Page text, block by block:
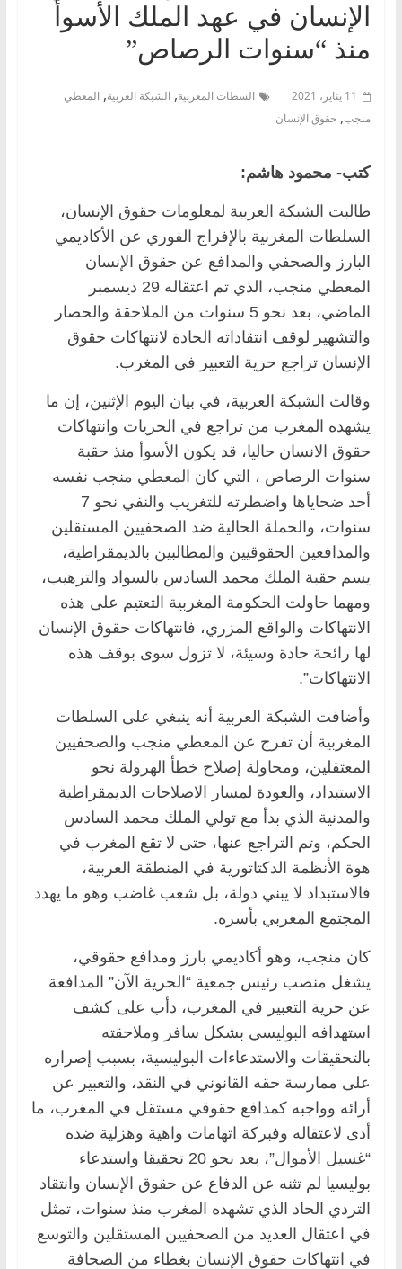
الإنسان في عهد الملك الأسوأ
منذ “سنوات الرصاص”
11 يناير، 2021 السطات المغربية, الشبكة العربية, المعطي
منجب, حقوق الإنسان
كتب- محمود هاشم:
طالبت الشبكة العربية لمعلومات حقوق الإنسان،
السلطات المغربية بالإفراج الفوري عن الأكاديمي
البارز والصحفي والمدافع عن حقوق الإنسان
المعطي منجب، الذي تم اعتقاله 29 ديسمبر
الماضي، بعد نحو 5 سنوات من الملاحقة والحصار
والتشهير لوقف انتقاداته الحادة لانتهاكات حقوق
الإنسان تراجع حرية التعبير في المغرب.
وقالت الشبكة العربية، في بيان اليوم الإثنين، إن ما
يشهده المغرب من تراجع في الحريات وانتهاكات
حقوق الانسان حاليا، قد يكون الأسوأ منذ حقبة
سنوات الرصاص ، التي كان المعطي منجب نفسه
أحد ضحاياها واضطرته للتغريب والنفي نحو 7
سنوات، والحملة الحالية ضد الصحفيين المستقلين
والمدافعين الحقوقيين والمطالبين بالديمقراطية،
يسم حقبة الملك محمد السادس بالسواد والترهيب،
ومهما حاولت الحكومة المغربية التعتيم على هذه
الانتهاكات والواقع المزري، فانتهاكات حقوق الإنسان
لها رائحة حادة وسيئة، لا تزول سوى بوقف هذه
الانتهاكات”.
وأضافت الشبكة العربية أنه ينبغي على السلطات
المغربية أن تفرج عن المعطي منجب والصحفيين
المعتقلين، ومحاولة إصلاح خطأ الهرولة نحو
الاستبداد، والعودة لمسار الاصلاحات الديمقراطية
والمدنية الذي بدأ مع تولي الملك محمد السادس
الحكم، وتم التراجع عنها، حتى لا تقع المغرب في
هوة الأنظمة الدكتاتورية في المنطقة العربية،
فالاستبداد لا يبني دولة، بل شعب غاضب وهو ما يهدد
المجتمع المغربي بأسره.
كان منجب، وهو أكاديمي بارز ومدافع حقوقي،
يشغل منصب رئيس جمعية “الحرية الآن” المدافعة
عن حرية التعبير في المغرب، دأب على كشف
استهدافه البوليسي بشكل سافر وملاحقته
بالتحقيقات والاستدعاءات البوليسية، بسبب إصراره
على ممارسة حقه القانوني في النقد، والتعبير عن
أرائه وواجبه كمدافع حقوقي مستقل في المغرب، ما
أدى لاعتقاله وفبركة اتهامات واهية وهزلية ضده
“غسيل الأموال”، بعد نحو 20 تحقيقا واستدعاء
بوليسيا لم تثنه عن الدفاع عن حقوق الإنسان وانتقاد
التردي الحاد الذي تشهده المغرب منذ سنوات، تمثل
في اعتقال العديد من الصحفيين المستقلين والتوسع
في انتهاكات حقوق الإنسان بغطاء من الصحافة